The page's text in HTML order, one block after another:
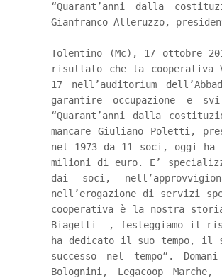
“Quarant’anni dalla
Gianfranco Alleruzzo,
Tolentino (Mc), 17 ottobre
risultato che la cooperativa
17 nell’auditorium
garantire occupazione e
“Quarant’anni dalla
mancare Giuliano Poletti,
nel 1973 da 11 soci, oggi
milioni di euro. E’
dai soci,
nell’erogazione di servizi
cooperativa è la nostra
Biagetti –, festeggiamo il
ha dedicato il suo tempo, il
successo nel tempo”.
Bolognini, Legacoop